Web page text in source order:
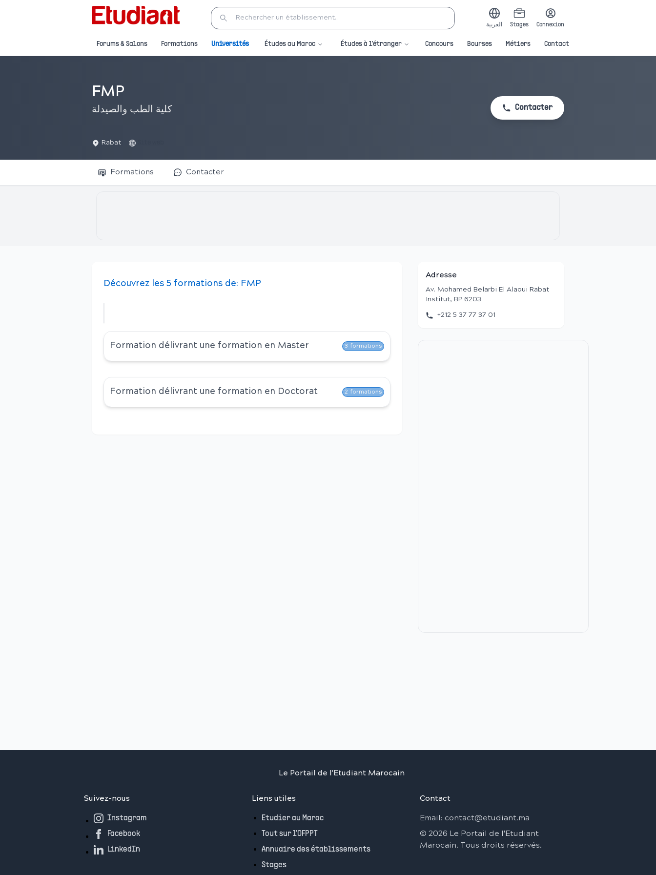
العربية Stages Connexion
Forums & Salons Formations Universités Études au Maroc Études à l'étranger Concours Bourses Métiers Contact
FMP
كلية الطب والصيدلة
Rabat
Contacter
Formations Contacter
Découvrez les 5 formations de: FMP
Formation délivrant une formation en Master 3 formations
Formation délivrant une formation en Doctorat 2 formations
Adresse
Av. Mohamed Belarbi El Alaoui Rabat
Institut, BP 6203
+212 5 37 77 37 01
Le Portail de l'Etudiant Marocain
Suivez-nous
Instagram
Facebook
LinkedIn
Liens utiles
Etudier au Maroc
Tout sur l'OFPPT
Annuaire des établissements
Stages
Contact
Email: contact@etudiant.ma
© 2026 Le Portail de l'Etudiant
Marocain. Tous droits réservés.